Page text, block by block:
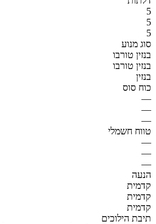
5
5
5
סוג מנוע
בנזין טורבו
בנזין טורבו
בנזין
כוח סוס
—
—
—
טווח חשמלי
—
—
—
הנעה
קדמית
קדמית
קדמית
תיבת הילוכים